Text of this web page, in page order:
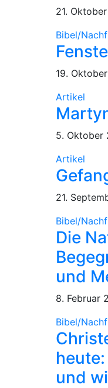
21.
Bibel/
19.
Artikel
5. Oktober
Artikel
21.
Bibel/
Die
und
8. Februar
Bibel/
und